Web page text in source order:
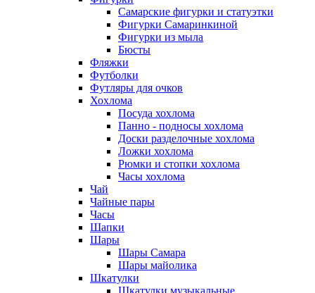
Самарские фигурки и статуэтки
Фигурки Самаринкиной
Фигурки из мыла
Бюсты
Фляжки
Футболки
Футляры для очков
Хохлома
Посуда хохлома
Панно - подносы хохлома
Доски разделочные хохлома
Ложки хохлома
Рюмки и стопки хохлома
Часы хохлома
Чай
Чайные пары
Часы
Шапки
Шары
Шары Самара
Шары майолика
Шкатулки
Шкатулки музыкальные